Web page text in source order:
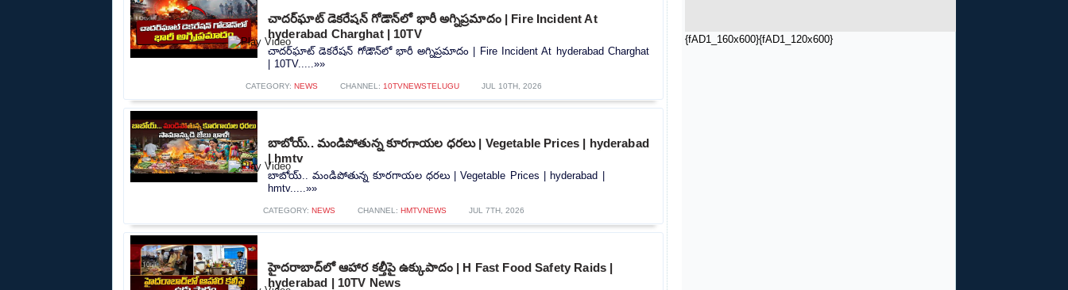
{fAD1_160x600}{fAD1_120x600}
చాదర్‌ఘాట్ డెకరేషన్ గోడౌన్‌లో భారీ అగ్నిప్రమాదం | Fire Incident At
hyderabad Charghat | 10TV
చాదర్‌ఘాట్ డెకరేషన్ గోడౌన్‌లో భారీ అగ్నిప్రమాదం | Fire Incident At hyderabad Charghat
| 10TV.....»»
CATEGORY: NEWS CHANNEL: 10TVNEWSTELUGU JUL 10TH, 2026
బాబోయ్.. మండిపోతున్న కూరగాయల ధరలు | Vegetable Prices | hyderabad
| hmtv
బాబోయ్.. మండిపోతున్న కూరగాయల ధరలు | Vegetable Prices | hyderabad |
hmtv.....»»
CATEGORY: NEWS CHANNEL: HMTVNEWS JUL 7TH, 2026
హైదరాబాద్‌లో ఆహార కల్తీపై ఉక్కుపాదం | H Fast Food Safety Raids |
hyderabad | 10TV News